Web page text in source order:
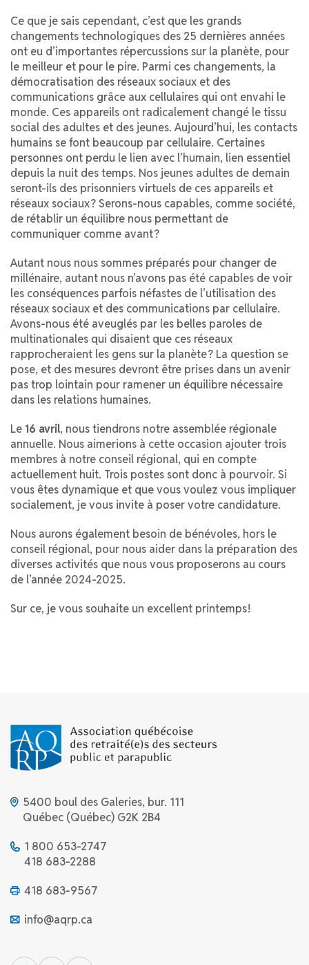
Ce que je sais cependant, c’est que les grands
changements technologiques des 25 dernières années
ont eu d’importantes répercussions sur la planète, pour
le meilleur et pour le pire. Parmi ces changements, la
démocratisation des réseaux sociaux et des
communications grâce aux cellulaires qui ont envahi le
monde. Ces appareils ont radicalement changé le tissu
social des adultes et des jeunes. Aujourd’hui, les contacts
humains se font beaucoup par cellulaire. Certaines
personnes ont perdu le lien avec l’humain, lien essentiel
depuis la nuit des temps. Nos jeunes adultes de demain
seront-ils des prisonniers virtuels de ces appareils et
réseaux sociaux ? Serons-nous capables, comme société,
de rétablir un équilibre nous permettant de
communiquer comme avant ?
Autant nous nous sommes préparés pour changer de
millénaire, autant nous n’avons pas été capables de voir
les conséquences parfois néfastes de l’utilisation des
réseaux sociaux et des communications par cellulaire.
Avons-nous été aveuglés par les belles paroles de
multinationales qui disaient que ces réseaux
rapprocheraient les gens sur la planète ? La question se
pose, et des mesures devront être prises dans un avenir
pas trop lointain pour ramener un équilibre nécessaire
dans les relations humaines.
Le 16 avril, nous tiendrons notre assemblée régionale
annuelle. Nous aimerions à cette occasion ajouter trois
membres à notre conseil régional, qui en compte
actuellement huit. Trois postes sont donc à pourvoir. Si
vous êtes dynamique et que vous voulez vous impliquer
socialement, je vous invite à poser votre candidature.
Nous aurons également besoin de bénévoles, hors le
conseil régional, pour nous aider dans la préparation des
diverses activités que nous vous proposerons au cours
de l’année 2024-2025.
Sur ce, je vous souhaite un excellent printemps !
5400 boul des Galeries, bur. 111
Québec (Québec) G2K 2B4
1 800 653-2747
418 683-2288
418 683-9567
info@aqrp.ca